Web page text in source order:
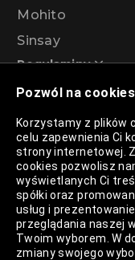
Pozwól na cookies
Korzystamy z plików
celu zapewnienia Ci
strony internetowej.
cookies pozwolisz
wyświetlanych Ci
spółki oraz
usług i
przeglądania naszej
Twoim wyborem. W
zmiany swojego
Mohito
Sinsay
Regulaminy
Regulamin akcji
rabatowy 99%
Polityka
Polityka Plików
Lista Plików Cookies